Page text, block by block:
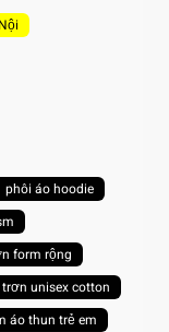
phôi áo hoodie
form rộng
unisex cotton
áo thun trẻ em